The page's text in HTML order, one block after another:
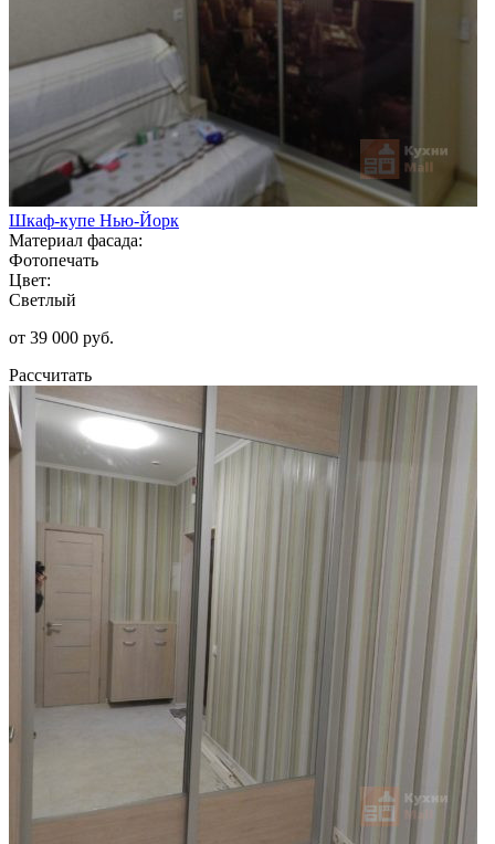
Шкаф-купе Нью-Йорк
Материал фасада:
Фотопечать
Цвет:
Светлый
от 39 000 руб.
Рассчитать